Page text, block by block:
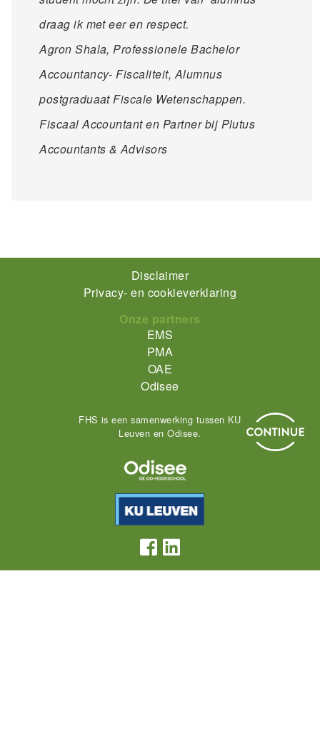
draag ik met eer en respect.
Agron Shala, Professionele Bachelor
Accountancy- Fiscaliteit, Alumnus
postgraduaat Fiscale Wetenschappen.
Fiscaal Accountant en Partner bij Plutus
Accountants & Advisors
Disclaimer
Privacy- en cookieverklaring
Onze partners
EMS
PMA
OAE
Odisee
FHS is een samenwerking tussen KU
Leuven en Odisee.